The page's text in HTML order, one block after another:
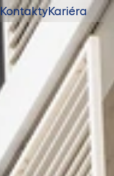
KontaktyKariéra